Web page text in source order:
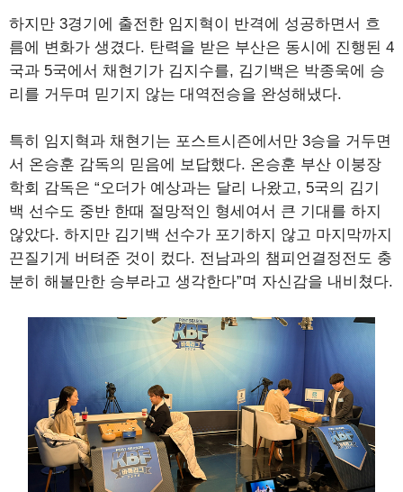
하지만 3경기에 출전한 임지혁이 반격에 성공하면서 흐
름에 변화가 생겼다. 탄력을 받은 부산은 동시에 진행된 4
국과 5국에서 채현기가 김지수를, 김기백은 박종욱에 승
리를 거두며 믿기지 않는 대역전승을 완성해냈다.
특히 임지혁과 채현기는 포스트시즌에서만 3승을 거두면
서 온승훈 감독의 믿음에 보답했다. 온승훈 부산 이붕장
학회 감독은 “오더가 예상과는 달리 나왔고, 5국의 김기
백 선수도 중반 한때 절망적인 형세여서 큰 기대를 하지
않았다. 하지만 김기백 선수가 포기하지 않고 마지막까지
끈질기게 버텨준 것이 컸다. 전남과의 챔피언결정전도 충
분히 해볼만한 승부라고 생각한다”며 자신감을 내비쳤다.